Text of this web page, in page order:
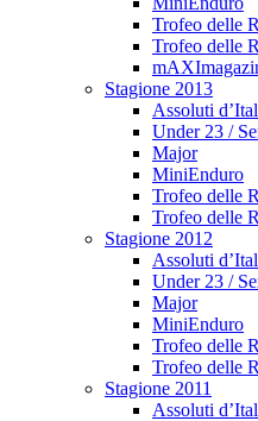
Trofeo delle
Trofeo delle
Stagione 2013
Assoluti
Under 23 /
Major
MiniEnduro
Trofeo delle
Trofeo delle
Stagione 2012
Assoluti
Under 23 /
Major
MiniEnduro
Trofeo delle
Trofeo delle
Stagione 2011
Assoluti